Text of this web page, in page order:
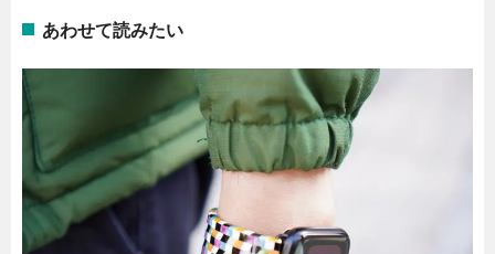
あわせて読みたい